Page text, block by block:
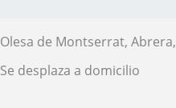
Olesa de Montserrat, Abrera, Esparreguera, Martorell, Monistrol de Mon...
Se desplaza a domicilio